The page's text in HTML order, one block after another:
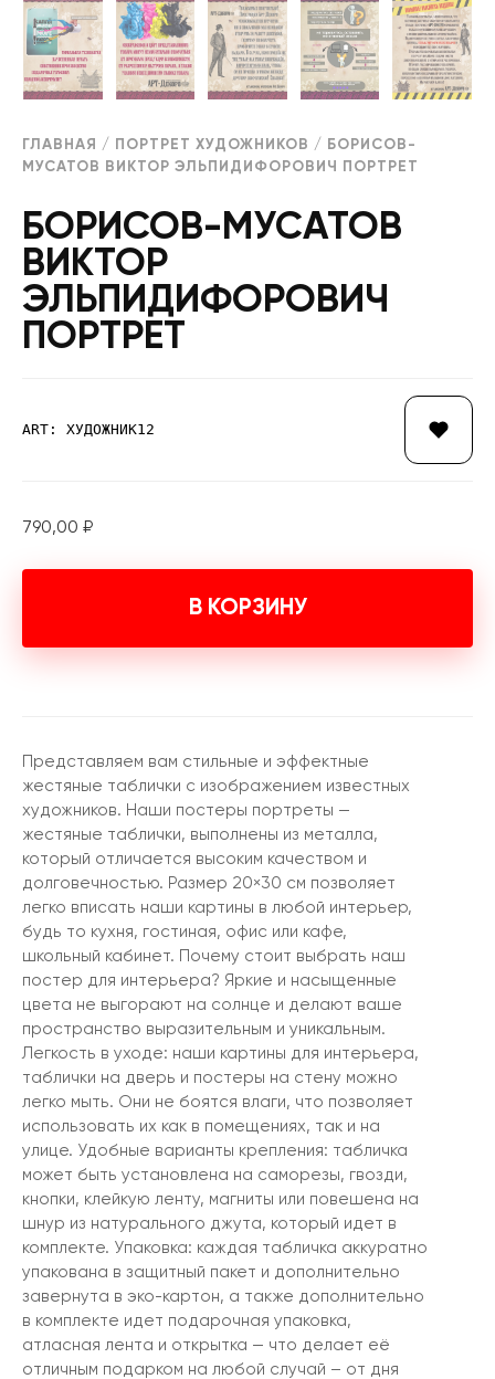
ГЛАВНАЯ / ПОРТРЕТ ХУДОЖНИКОВ / БОРИСОВ-
МУСАТОВ ВИКТОР ЭЛЬПИДИФОРОВИЧ ПОРТРЕТ
БОРИСОВ-МУСАТОВ
ВИКТОР
ЭЛЬПИДИФОРОВИЧ
ПОРТРЕТ
ART: ХУДОЖНИК12
790,00 ₽
В КОРЗИНУ
Представляем вам стильные и эффектные
жестяные таблички с изображением известных
художников. Наши постеры портреты —
жестяные таблички, выполнены из металла,
который отличается высоким качеством и
долговечностью. Размер 20×30 см позволяет
легко вписать наши картины в любой интерьер,
будь то кухня, гостиная, офис или кафе,
школьный кабинет. Почему стоит выбрать наш
постер для интерьера? Яркие и насыщенные
цвета не выгорают на солнце и делают ваше
пространство выразительным и уникальным.
Легкость в уходе: наши картины для интерьера,
таблички на дверь и постеры на стену можно
легко мыть. Они не боятся влаги, что позволяет
использовать их как в помещениях, так и на
улице. Удобные варианты крепления: табличка
может быть установлена на саморезы, гвозди,
кнопки, клейкую ленту, магниты или повешена на
шнур из натурального джута, который идет в
комплекте. Упаковка: каждая табличка аккуратно
упакована в защитный пакет и дополнительно
завернута в эко-картон, а также дополнительно
в комплекте идет подарочная упаковка,
атласная лента и открытка — что делает её
отличным подарком на любой случай – от дня